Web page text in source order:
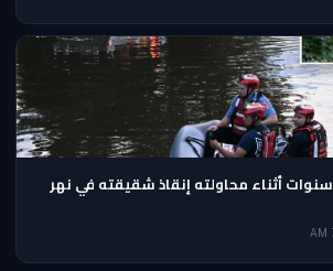
وفاة طفل عمره 10 سنوات أثناء محاولته إنقاذ شقيقته في نهر